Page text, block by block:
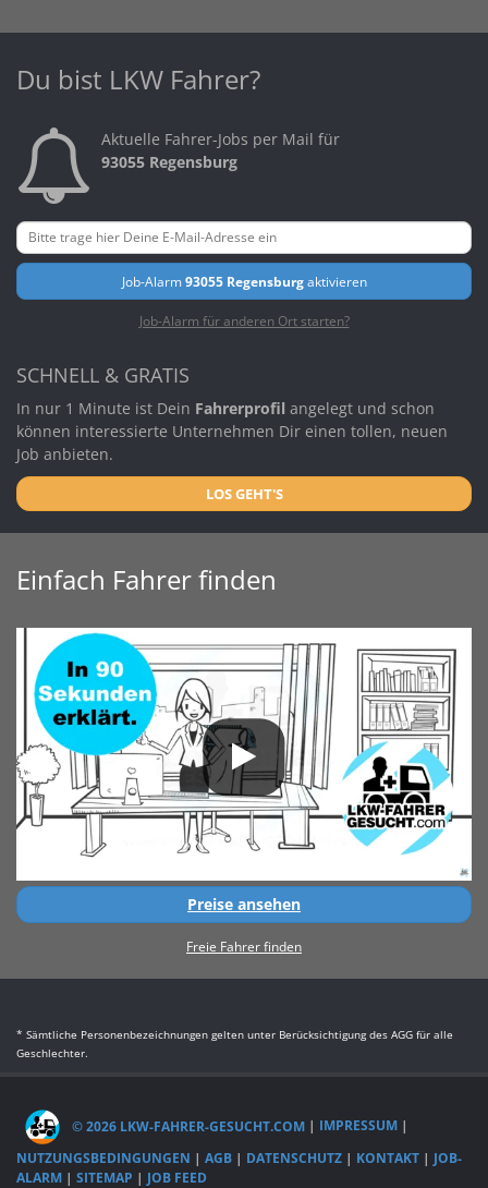
Du bist LKW Fahrer?
Aktuelle Fahrer-Jobs per Mail für
93055 Regensburg
Job-Alarm93055 Regensburgaktivieren
Job-Alarm für anderen Ort starten?
SCHNELL & GRATIS
In nur 1 Minute ist Dein Fahrerprofil angelegt und schon
können interessierte Unternehmen Dir einen tollen, neuen
Job anbieten.
LOS GEHT'S
Einfach Fahrer finden
Preise ansehen
Freie Fahrer finden
* Sämtliche Personenbezeichnungen gelten unter Berücksichtigung des AGG für alle
Geschlechter.
© 2026 LKW-FAHRER-GESUCHT.COM | IMPRESSUM |
NUTZUNGSBEDINGUNGEN | AGB | DATENSCHUTZ | KONTAKT | JOB-
ALARM | SITEMAP | JOB FEED